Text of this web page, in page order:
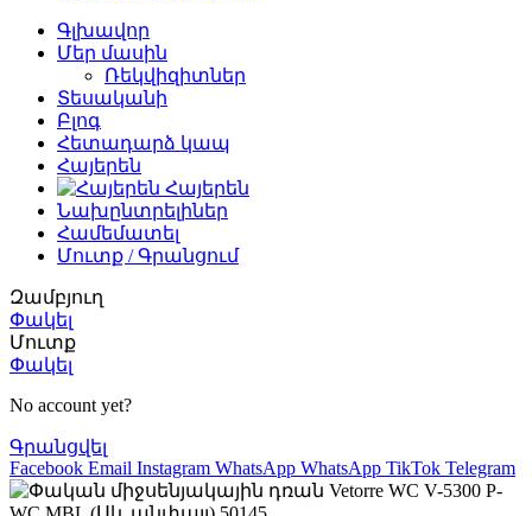
Գլխավոր
Մեր մասին
Ռեկվիզիտներ
Տեսականի
Բլոգ
Հետադարձ կապ
Հայերեն
Հայերեն
Նախընտրելիներ
Համեմատել
Մուտք / Գրանցում
Զամբյուղ
Փակել
Մուտք
Փակել
No account yet?
Գրանցվել
Facebook Email Instagram WhatsApp WhatsApp TikTok Telegram